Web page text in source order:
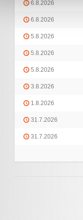
6.8.2026
6.8.2026
5.8.2026
5.8.2026
5.8.2026
3.8.2026
1.8.2026
31.7.2026
31.7.2026